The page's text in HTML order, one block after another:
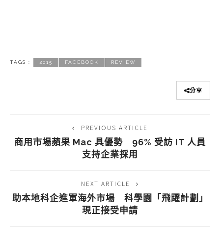
TAGS : 2015 FACEBOOK REVIEW
分享
PREVIOUS ARTICLE
商用市場蘋果 Mac 具優勢 96% 受訪 IT 人員
支持企業採用
NEXT ARTICLE
助本地科企進軍海外市場 科學園「飛躍計劃」
現正接受申請